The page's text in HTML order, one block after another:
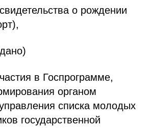
о рождении
в Госпрограмме,
органом
списка молодых
государственной